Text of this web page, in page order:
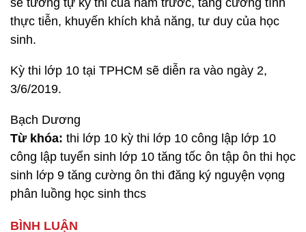
sẽ tương tự kỳ thi của năm trước, tăng cường tính
thực tiễn, khuyến khích khả năng, tư duy của học
sinh.
Kỳ thi lớp 10 tại TPHCM sẽ diễn ra vào ngày 2,
3/6/2019.
Bạch Dương
Từ khóa: thi lớp 10 kỳ thi lớp 10 công lập lớp 10
công lập tuyển sinh lớp 10 tăng tốc ôn tập ôn thi học
sinh lớp 9 tăng cường ôn thi đăng ký nguyện vọng
phân luồng học sinh thcs